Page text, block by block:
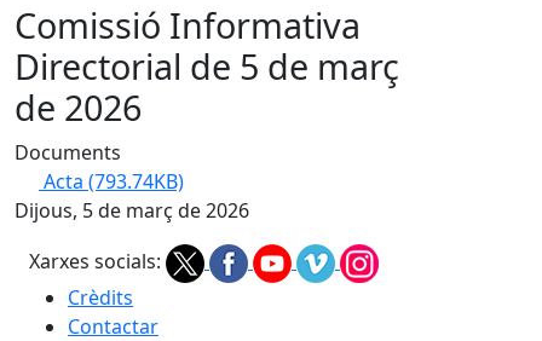
Comissió Informativa
Directorial de 5 de març
de 2026
Documents
Acta (793.74KB)
Dijous, 5 de març de 2026
Xarxes socials:
Crèdits
Contactar